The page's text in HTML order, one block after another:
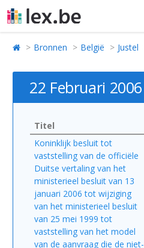
Bronnen België Justel
22 Februari 2006
Titel
Koninklijk besluit tot
vaststelling van de officiële
Duitse vertaling van het
ministerieel besluit van 13
januari 2006 tot wijziging
van het ministerieel besluit
van 25 mei 1999 tot
vaststelling van het model
van de aanvraag die de niet-